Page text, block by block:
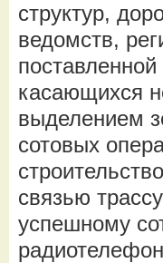
структур,
ведомств,
касающихся
выделением
сотовых
связью
успешному